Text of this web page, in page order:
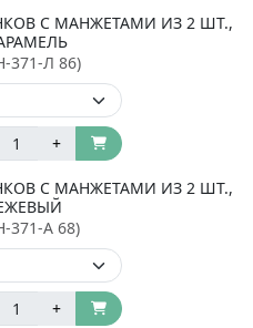
С МАНЖЕТАМИ ИЗ 2 ШТ.,
371-Л 86)
+
С МАНЖЕТАМИ ИЗ 2 ШТ.,
371-А 68)
+